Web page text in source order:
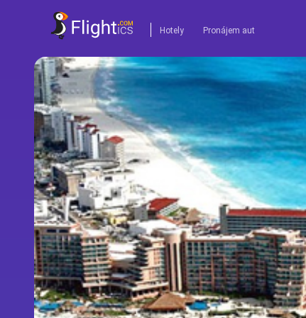
Hotely Pronájem aut